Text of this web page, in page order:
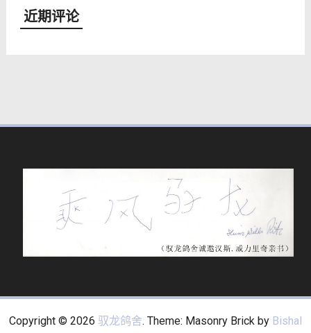
近期评论
Copyright © 2026 驭龙鸽舍. Theme: Masonry Brick by Bishal